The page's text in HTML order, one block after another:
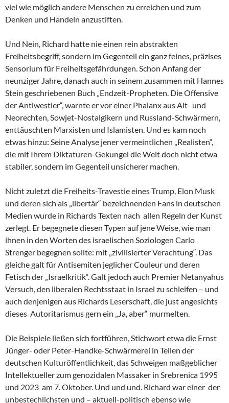
viel wie möglich andere Menschen zu erreichen und zum
Denken und Handeln anzustiften.
Und Nein, Richard hatte nie einen rein abstrakten
Freiheitsbegriff, sondern im Gegenteil ein ganz feines, präzises
Sensorium für Freiheitsgefährdungen. Schon Anfang der
neunziger Jahre, danach auch in seinem zusammen mit Hannes
Stein geschriebenen Buch „Endzeit-Propheten. Die Offensive
der Antiwestler“, warnte er vor einer Phalanx aus Alt- und
Neorechten, Sowjet-Nostalgikern und Russland-Schwärmern,
enttäuschten Marxisten und Islamisten. Und es kam noch
etwas hinzu: Seine Analyse jener vermeintlichen „Realisten“,
die mit Ihrem Diktaturen-Gekungel die Welt doch nicht etwa
stabiler, sondern im Gegenteil unsicherer machen.
Nicht zuletzt die Freiheits-Travestie eines Trump, Elon Musk
und deren sich als „libertär“ bezeichnenden Fans in deutschen
Medien wurde in Richards Texten nach allen Regeln der Kunst
zerlegt. Er begegnete diesen Typen auf jene Weise, wie man
ihnen in den Worten des israelischen Soziologen Carlo
Strenger begegnen sollte: mit „zivilisierter Verachtung“. Das
gleiche galt für Antisemiten jeglicher Couleur und deren
Fetisch der „Israelkritik“. Galt jedoch auch Premier Netanyahus
Versuch, den liberalen Rechtsstaat in Israel zu schleifen – und
auch denjenigen aus Richards Leserschaft, die just angesichts
dieses Autoritarismus gern ein „Ja, aber“ murmelten.
Die Beispiele ließen sich fortführen, Stichwort etwa die Ernst
Jünger- oder Peter-Handke-Schwärmerei in Teilen der
deutschen Kulturöffentlichkeit, das Schweigen maßgeblicher
Intellektueller zum genozidalen Massaker in Srebrenica 1995
und 2023 am 7. Oktober. Und und und. Richard war einer der
unbestechlichsten und – aktuell-politisch ebenso wie